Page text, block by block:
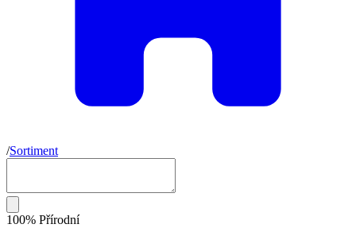
/Sortiment
100% Přírodní